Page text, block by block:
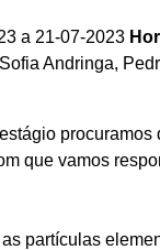
a 21-07-2023
Sofia Andringa,
que vamos
partículas